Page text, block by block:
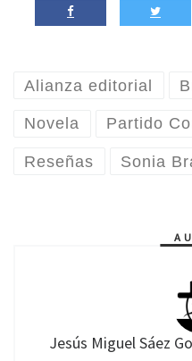
Alianza editorial
Novela Partido
Reseñas Sonia
Jesús Miguel Sáez